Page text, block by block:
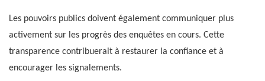
Les pouvoirs publics doivent également communiquer plus
activement sur les progrès des enquêtes en cours. Cette
transparence contribuerait à restaurer la confiance et à
encourager les signalements.